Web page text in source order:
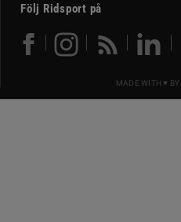
Följ Ridsport på
MADE WITH ♥ BY